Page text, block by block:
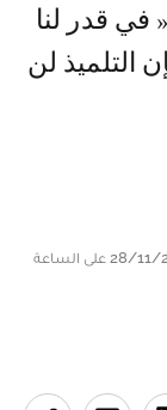
في قدر لنا
التلميذ لن
في 28/11/2023 على الساعة 13:23, تحديث بتاريخ 28/11/2023 على الساعة